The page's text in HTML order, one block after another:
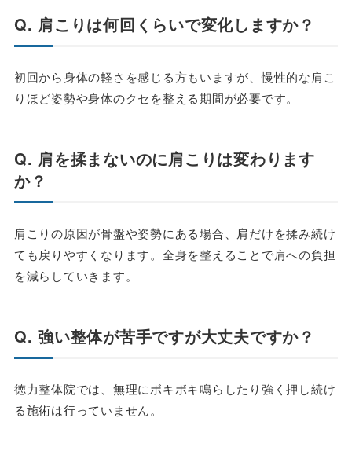
Q. 肩こりは何回くらいで変化しますか？
初回から身体の軽さを感じる方もいますが、慢性的な肩こ
りほど姿勢や身体のクセを整える期間が必要です。
Q. 肩を揉まないのに肩こりは変わります
か？
肩こりの原因が骨盤や姿勢にある場合、肩だけを揉み続け
ても戻りやすくなります。全身を整えることで肩への負担
を減らしていきます。
Q. 強い整体が苦手ですが大丈夫ですか？
徳力整体院では、無理にボキボキ鳴らしたり強く押し続け
る施術は行っていません。